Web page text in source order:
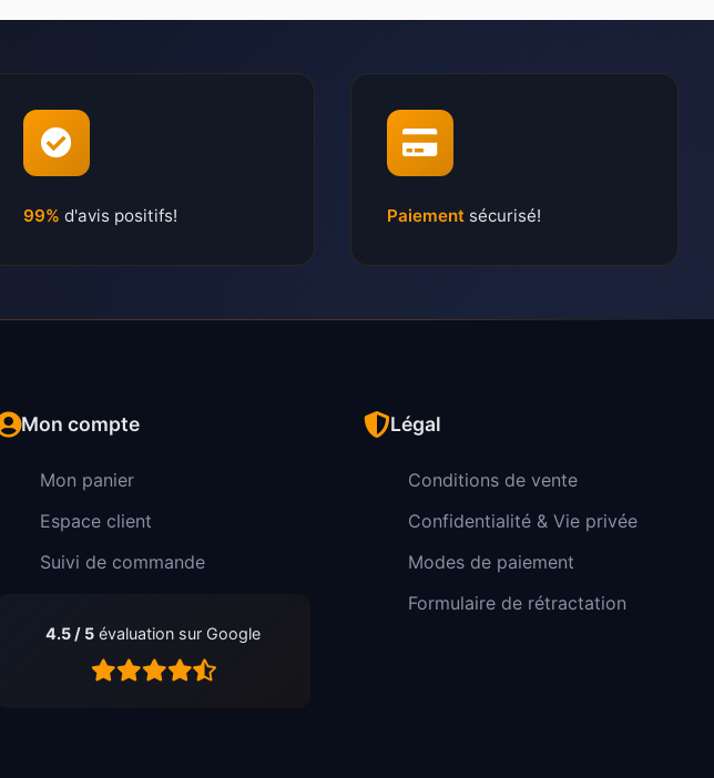
99% d'avis positifs! Paiement sécurisé!
Mon compte
Mon panier
Espace client
Suivi de commande
4.5 / 5 évaluation sur Google
Légal
Conditions de vente
Confidentialité & Vie privée
Modes de paiement
Formulaire de rétractation